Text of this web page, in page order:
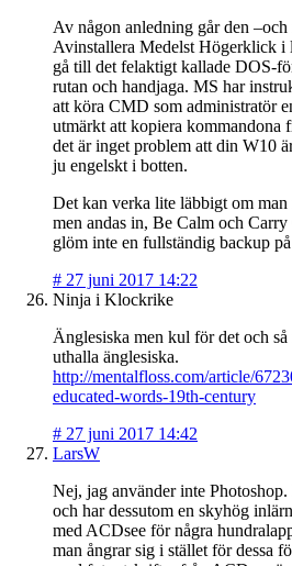
Av någon anledning går den
Avinstallera Medelst Högerklick i
gå till det felaktigt kallade DOS-
rutan och handjaga. MS har
att köra CMD som administratör
utmärkt att kopiera
det är inget problem att din W10
ju engelskt i botten.
Det kan verka lite läbbigt om
men andas in, Be Calm och
glöm inte en fullständig backup
# 27 juni 2017 14:22
Ninja i Klockrike
Änglesiska men kul för det och
uthalla änglesiska.
http://mentalfloss.com/article/
educated-words-19th-century
# 27 juni 2017 14:42
LarsW
Nej, jag använder inte
och har dessutom en skyhög
med ACDsee för några
man ångrar sig i stället för dessa